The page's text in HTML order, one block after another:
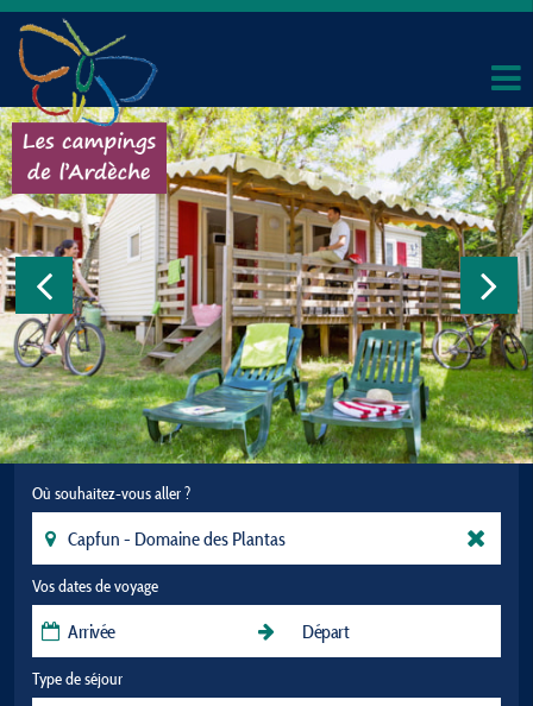
Où souhaitez-vous aller ?
Vos dates de voyage
Type de séjour